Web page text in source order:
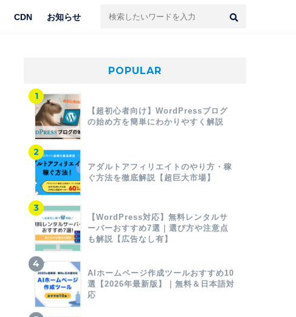
CDN お知らせ
POPULAR
【超初心者向け】WordPressブログ
の始め方を簡単にわかりやすく解説
アダルトアフィリエイトのやり方・稼
ぐ方法を徹底解説【超巨大市場】
【WordPress対応】無料レンタルサ
ーバーおすすめ7選｜選び方や注意点
も解説【広告なし有】
AIホームページ作成ツールおすすめ10
選【2026年最新版】｜無料＆日本語対
応